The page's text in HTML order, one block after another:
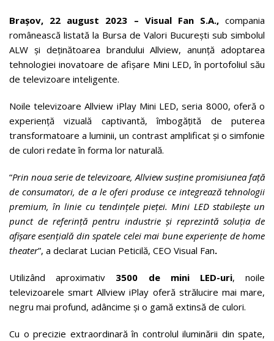
Brașov, 22 august 2023 – Visual Fan S.A.,compania
românească listată la Bursa de Valori București sub simbolul
ALW și deținătoarea brandului Allview, anunță adoptarea
tehnologiei inovatoare de afișare Mini LED, în portofoliul său
de televizoare inteligente.
Noile televizoare Allview iPlay Mini LED, seria 8000, oferă o
experiență vizuală captivantă, îmbogățită de puterea
transformatoare a luminii, un contrast amplificat și o simfonie
de culori redate în forma lor naturală.
“Prin noua serie de televizoare, Allview susține promisiunea față
de consumatori, de a le oferi produse ce integrează tehnologii
premium, în linie cu tendințele pieței. Mini LED stabilește un
punct de referință pentru industrie și reprezintă soluția de
afișare esențială din spatele celei mai bune experiențe de home
theater”, a declarat Lucian Peticilă, CEO Visual Fan.
Utilizând aproximativ 3500 de mini LED-uri, noile
televizoarele smart Allview iPlay oferă strălucire mai mare,
negru mai profund, adâncime și o gamă extinsă de culori.
Cu o precizie extraordinară în controlul iluminării din spate,